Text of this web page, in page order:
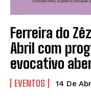
Ferreira do
Abril com
evocativo
EVENTOS 14 De